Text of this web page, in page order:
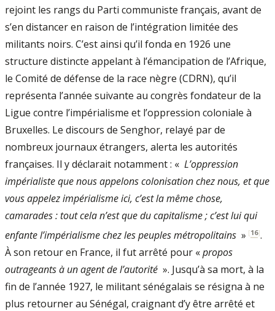
rejoint les rangs du Parti communiste français, avant de
s’en distancer en raison de l’intégration limitée des
militants noirs. C’est ainsi qu’il fonda en 1926 une
structure distincte appelant à l’émancipation de l’Afrique,
le Comité de défense de la race nègre (CDRN), qu’il
représenta l’année suivante au congrès fondateur de la
Ligue contre l’impérialisme et l’oppression coloniale à
Bruxelles. Le discours de Senghor, relayé par de
nombreux journaux étrangers, alerta les autorités
françaises. Il y déclarait notamment : « L’oppression
impérialiste que nous appelons colonisation chez nous, et que
vous appelez impérialisme ici, c’est la même chose,
camarades : tout cela n’est que du capitalisme ; c’est lui qui
enfante l’impérialisme chez les peuples métropolitains » [16].
À son retour en France, il fut arrêté pour «propos
outrageants à un agent de l’autorité ». Jusqu’à sa mort, à la
fin de l’année 1927, le militant sénégalais se résigna à ne
plus retourner au Sénégal, craignant d’y être arrêté et